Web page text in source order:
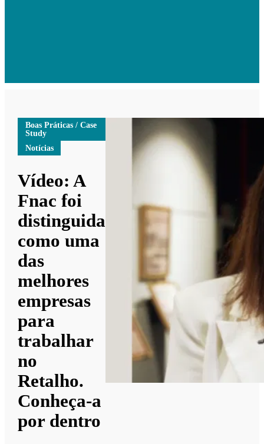
Boas Práticas / Case
Study
Notícias
Vídeo: A
Fnac foi
distinguida
como uma
das
melhores
empresas
para
trabalhar
no
Retalho.
Conheça-a
por dentro